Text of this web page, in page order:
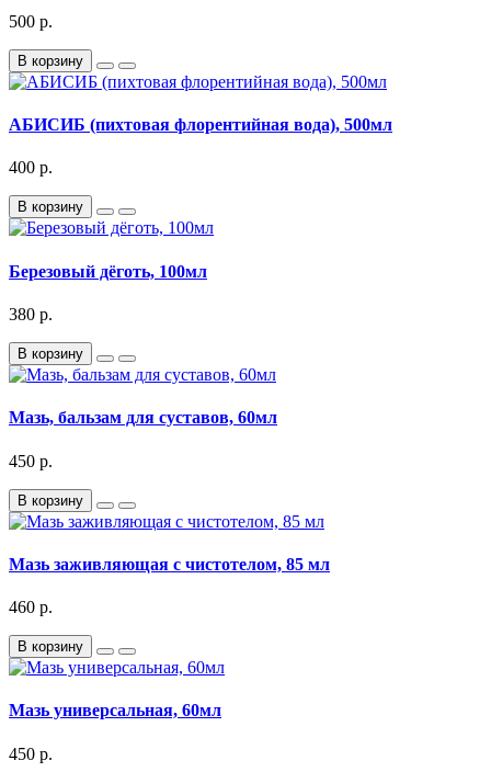
500 р.
В корзину
АБИСИБ (пихтовая флорентийная вода), 500мл
400 р.
В корзину
Березовый дёготь, 100мл
380 р.
В корзину
Мазь, бальзам для суставов, 60мл
450 р.
В корзину
Мазь заживляющая с чистотелом, 85 мл
460 р.
В корзину
Мазь универсальная, 60мл
450 р.